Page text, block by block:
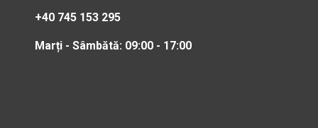
+40 745 153 295
Marți - Sâmbătă: 09:00 - 17:00